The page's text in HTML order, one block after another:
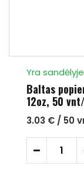
Yra sandėlyje
Baltas
12oz, 50
3.03 € / 50
-